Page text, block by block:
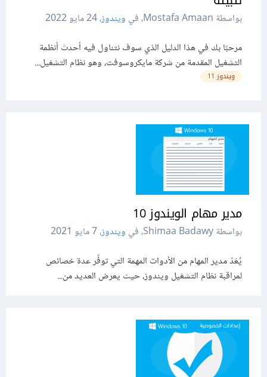
بواسطة Mostafa Amaan، في ويندوز،24 مايو 2022
مرحبًا بك في هذا الدليل الذي سوف نتناول فيه أحدث أنظمة
التشغيل المقدمة من شركة مايكروسوفت، وهو نظام التشغيل...
ويندوز 11
مدير مهام الويندوز 10
بواسطة Shimaa Badawy، في ويندوز،7 مايو 2021
يُعَدّ مدير المهام من الأدوات المهمة التي توفِّر عدة خصائص
لمراقبة نظام التشغيل ويندوز، حيث يعرض العديد من...